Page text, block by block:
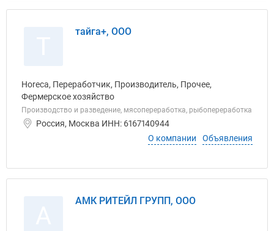
тайга+, ООО
Horeca, Переработчик, Производитель, Прочее,
Фермерское хозяйство
Производство и разведение, мясопереработка, рыбопереработка
Россия, Москва ИНН: 6167140944
О компании
Объявления
АМК РИТЕЙЛ ГРУПП, ООО